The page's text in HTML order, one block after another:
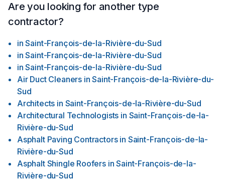
Are you looking for another type
contractor?
in Saint-François-de-la-Rivière-du-Sud
in Saint-François-de-la-Rivière-du-Sud
in Saint-François-de-la-Rivière-du-Sud
Air Duct Cleaners in Saint-François-de-la-Rivière-du-
Sud
Architects in Saint-François-de-la-Rivière-du-Sud
Architectural Technologists in Saint-François-de-la-
Rivière-du-Sud
Asphalt Paving Contractors in Saint-François-de-la-
Rivière-du-Sud
Asphalt Shingle Roofers in Saint-François-de-la-
Rivière-du-Sud